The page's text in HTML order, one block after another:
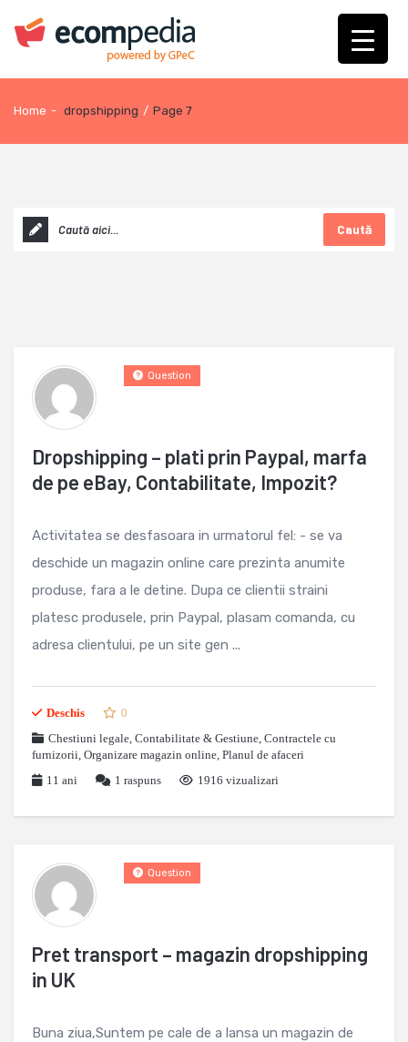
Home - dropshipping / Page 7
Caută
Dropshipping – plati prin Paypal, marfa
de pe eBay, Contabilitate, Impozit?
Question
Activitatea se desfasoara in urmatorul fel: - se va
deschide un magazin online care prezinta anumite
produse, fara a le detine. Dupa ce clientii straini
platesc produsele, prin Paypal, plasam comanda, cu
adresa clientului, pe un site gen ...
Deschis
0
Chestiuni legale, Contabilitate & Gestiune, Contractele cu
furnizorii, Organizare magazin online, Planul de afaceri
11 ani
1 raspuns 1916 vizualizari
Pret transport – magazin dropshipping
in UK
Question
Buna ziua,Suntem pe cale de a lansa un magazin de